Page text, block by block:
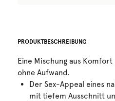
PRODUKTBESCHREIBUNG
Eine Mischung aus
ohne Aufwand.
Der Sex-Appeal eines
mit tiefem Ausschnitt